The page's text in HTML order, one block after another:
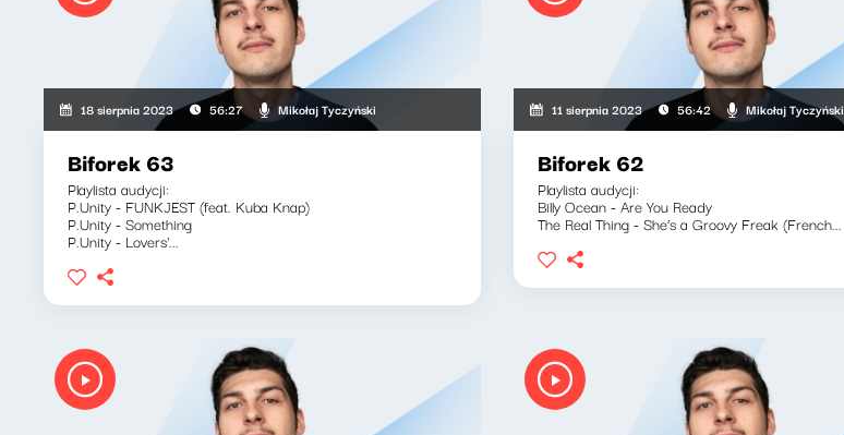
18 sierpnia 2023 56:27 Mikołaj Tyczyński
Biforek 63
Playlista audycji:
P.Unity - FUNKJEST (feat. Kuba Knap)
P.Unity - Something
P.Unity - Lovers'...
11 sierpnia 2023 56:42 Mikołaj Tyczyński
Biforek 62
Playlista audycji:
Billy Ocean - Are You Ready
The Real Thing - She’s a Groovy Freak (French...